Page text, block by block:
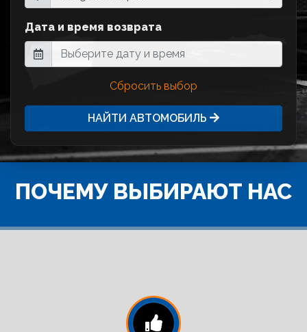
Дата и время возврата
Сбросить выбор
НАЙТИ АВТОМОБИЛЬ
ПОЧЕМУ ВЫБИРАЮТ НАС